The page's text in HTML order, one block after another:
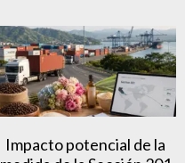
Impacto potencial de la